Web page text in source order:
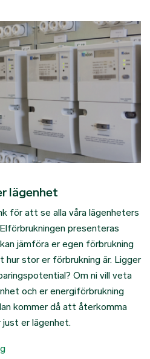
lägenhet
för att se alla våra lägenheters
presenteras
jämföra er egen förbrukning
hur stor er förbrukning är. Ligger
Om ni vill veta
och er energiförbrukning
kommer då att återkomma
er lägenhet.